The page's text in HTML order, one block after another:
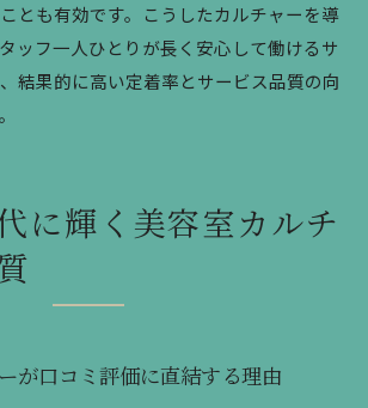
とも有効です。こうしたカルチャーを導
ッフ一人ひとりが長く安心して働けるサ
結果的に高い定着率とサービス品質の向
に輝く美容室カルチ
が口コミ評価に直結する理由